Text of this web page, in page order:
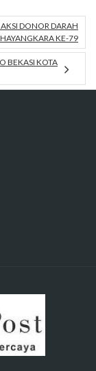
DONOR DARAH
KE-79
BEKASI KOTA